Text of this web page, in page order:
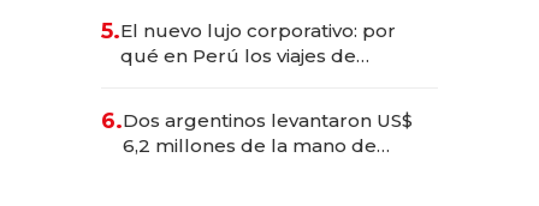
Fénix
5.El nuevo lujo corporativo: por
qué en Perú los viajes de
para convertirse en experiencias
transformadoras
6.Dos argentinos levantaron US$
6,2 millones de la mano de